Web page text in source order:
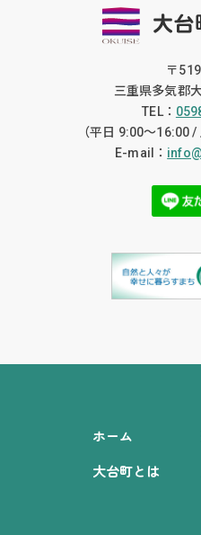
〒
三重県多気郡
TEL：
（平日 9:00〜16:00
E-mail：
ホーム
大台町とは